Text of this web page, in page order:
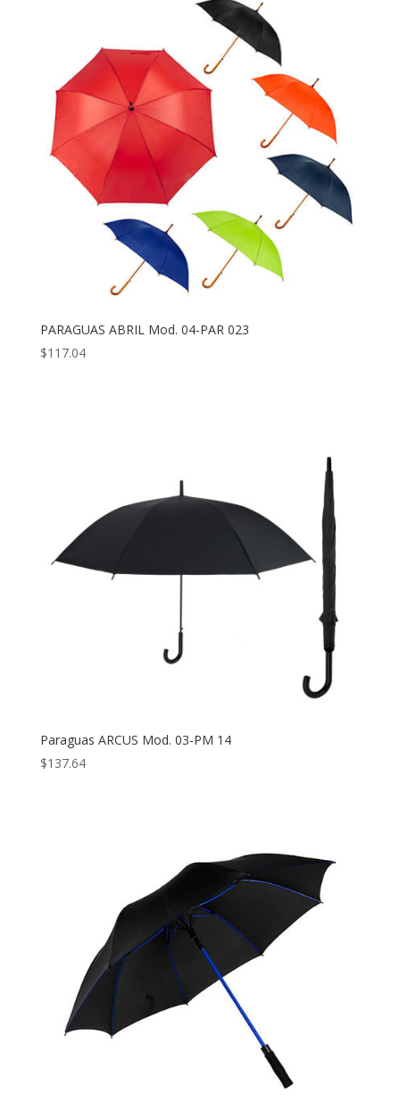
PARAGUAS ABRIL Mod. 04-PAR 023
$117.04
Paraguas ARCUS Mod. 03-PM 14
$137.64